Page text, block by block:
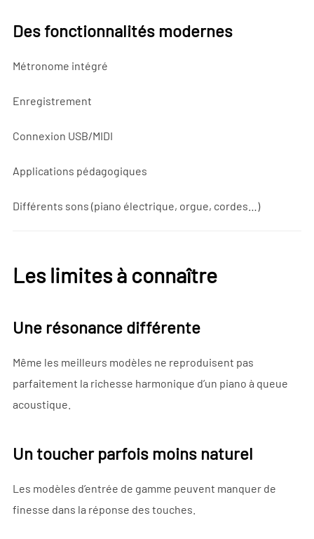
Des fonctionnalités modernes
Métronome intégré
Enregistrement
Connexion USB/MIDI
Applications pédagogiques
Différents sons (piano électrique, orgue, cordes…)
Les limites à connaître
Une résonance différente
Même les meilleurs modèles ne reproduisent pas
parfaitement la richesse harmonique d’un piano à queue
acoustique.
Un toucher parfois moins naturel
Les modèles d’entrée de gamme peuvent manquer de
finesse dans la réponse des touches.